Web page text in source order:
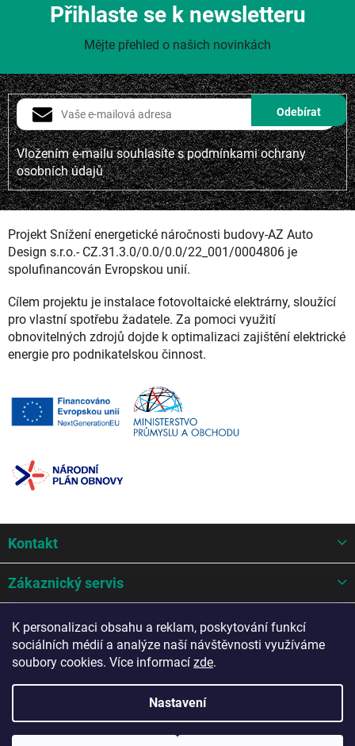
K personalizaci obsahu a reklam, poskytování funkcí
sociálních médií a analýze naší návštěvnosti využíváme
soubory cookies. Více informací zde.
Nastavení
Vložením e-mailu souhlasíte spodmínkami ochrany
osobních údajů
Přihlaste se k newsletteru
Mějte přehled o našich novinkách
Projekt Snížení energetické náročnosti budovy-AZ Auto
Design s.r.o.- CZ.31.3.0/0.0/0.0/22_001/0004806 je
spolufinancován Evropskou unií.
Cílem projektu je instalace fotovoltaické elektrárny, sloužící
pro vlastní spotřebu žadatele. Za pomoci využití
obnovitelných zdrojů dojde k optimalizaci zajištění elektrické
energie pro podnikatelskou činnost.
p
t
Kontakt
Zákaznický servis
Mohlo by se hodit
Potřebujete poradit?
Copyright 2026AZ Auto design s.r.o.. Všechna práva vyhrazena.